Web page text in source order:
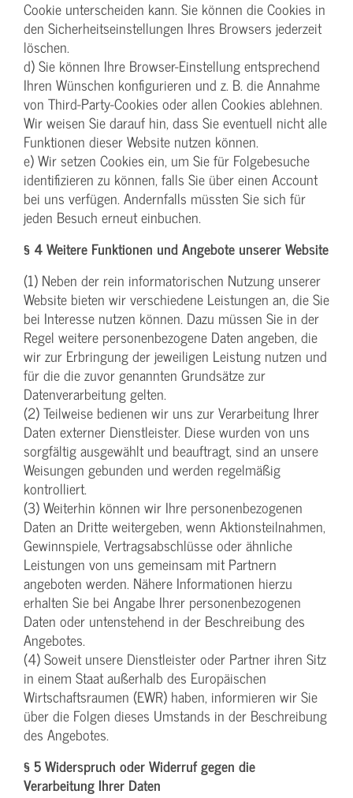
Cookie unterscheiden kann. Sie können die Cookies in
den Sicherheitseinstellungen Ihres Browsers jederzeit
löschen.
d) Sie können Ihre Browser-Einstellung entsprechend
Ihren Wünschen konfigurieren und z. B. die Annahme
von Third-Party-Cookies oder allen Cookies ablehnen.
Wir weisen Sie darauf hin, dass Sie eventuell nicht alle
Funktionen dieser Website nutzen können.
e) Wir setzen Cookies ein, um Sie für Folgebesuche
identifizieren zu können, falls Sie über einen Account
bei uns verfügen. Andernfalls müssten Sie sich für
jeden Besuch erneut einbuchen.
§ 4 Weitere Funktionen und Angebote unserer Website
(1) Neben der rein informatorischen Nutzung unserer
Website bieten wir verschiedene Leistungen an, die Sie
bei Interesse nutzen können. Dazu müssen Sie in der
Regel weitere personenbezogene Daten angeben, die
wir zur Erbringung der jeweiligen Leistung nutzen und
für die die zuvor genannten Grundsätze zur
Datenverarbeitung gelten.
(2) Teilweise bedienen wir uns zur Verarbeitung Ihrer
Daten externer Dienstleister. Diese wurden von uns
sorgfältig ausgewählt und beauftragt, sind an unsere
Weisungen gebunden und werden regelmäßig
kontrolliert.
(3) Weiterhin können wir Ihre personenbezogenen
Daten an Dritte weitergeben, wenn Aktionsteilnahmen,
Gewinnspiele, Vertragsabschlüsse oder ähnliche
Leistungen von uns gemeinsam mit Partnern
angeboten werden. Nähere Informationen hierzu
erhalten Sie bei Angabe Ihrer personenbezogenen
Daten oder untenstehend in der Beschreibung des
Angebotes.
(4) Soweit unsere Dienstleister oder Partner ihren Sitz
in einem Staat außerhalb des Europäischen
Wirtschaftsraumen (EWR) haben, informieren wir Sie
über die Folgen dieses Umstands in der Beschreibung
des Angebotes.
§ 5 Widerspruch oder Widerruf gegen die
Verarbeitung Ihrer Daten